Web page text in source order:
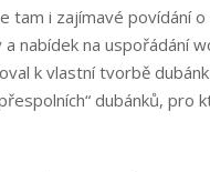
tam i zajímavé povídání
nabídek na uspořádání
k vlastní tvorbě
dubánků, pro